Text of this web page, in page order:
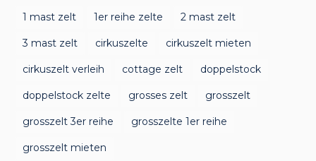
1 mast zelt 1er reihe zelte 2 mast zelt
3 mast zelt cirkuszelte cirkuszelt mieten
cirkuszelt verleih cottage zelt doppelstock
doppelstock zelte grosses zelt grosszelt
grosszelt 3er reihe grosszelte 1er reihe
grosszelt mieten